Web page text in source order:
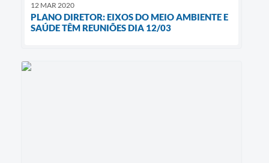
12 MAR 2020
PLANO DIRETOR: EIXOS DO MEIO AMBIENTE E
SAÚDE TÊM REUNIÕES DIA 12/03